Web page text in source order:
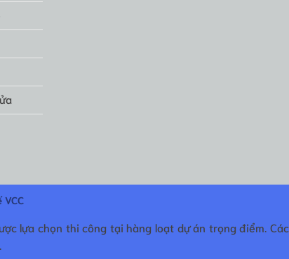
lựa chọn thi công tại hàng loạt dự án trọng điểm. Các